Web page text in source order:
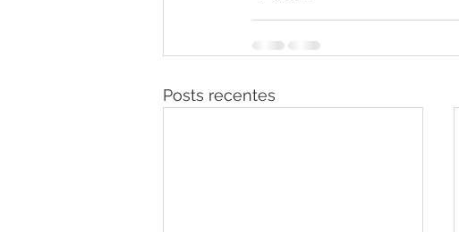
Posts recentes